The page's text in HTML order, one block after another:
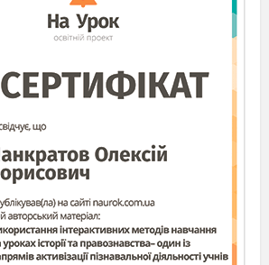
організаторів, кураторів
вищих навчальних
акредитації.